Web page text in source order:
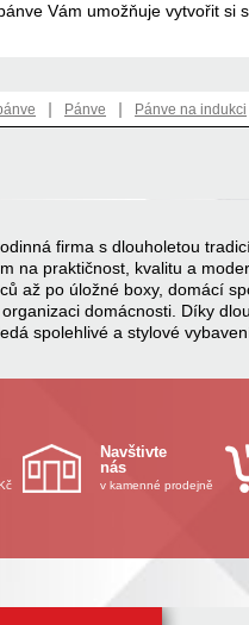
Vám umožňuje vytvořit si
| Pánve | Pánve na indukci
firma s dlouholetou
na praktičnost, kvalitu a
až po úložné boxy, domácí
domácnosti. Díky
spolehlivé a stylové
Navštivte
nás
v kamenné prodejně